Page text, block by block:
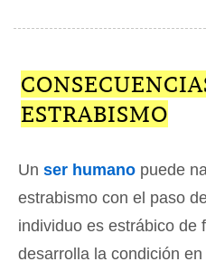
ESTRABISMO
Un ser humano puede
estrabismo con el paso
individuo es estrábico de
desarrolla la condición